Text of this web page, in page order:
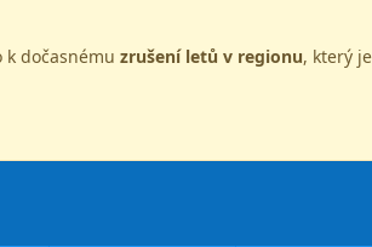
k dočasnému zrušení letů v regionu, který